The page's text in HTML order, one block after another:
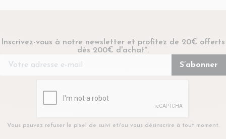
Inscrivez-vous à notre newsletter et profitez de 20€ offerts
dès 200€ d'achat*.
Vous pouvez refuser le pixel de suivi et/ou vous désinscrire à tout moment.